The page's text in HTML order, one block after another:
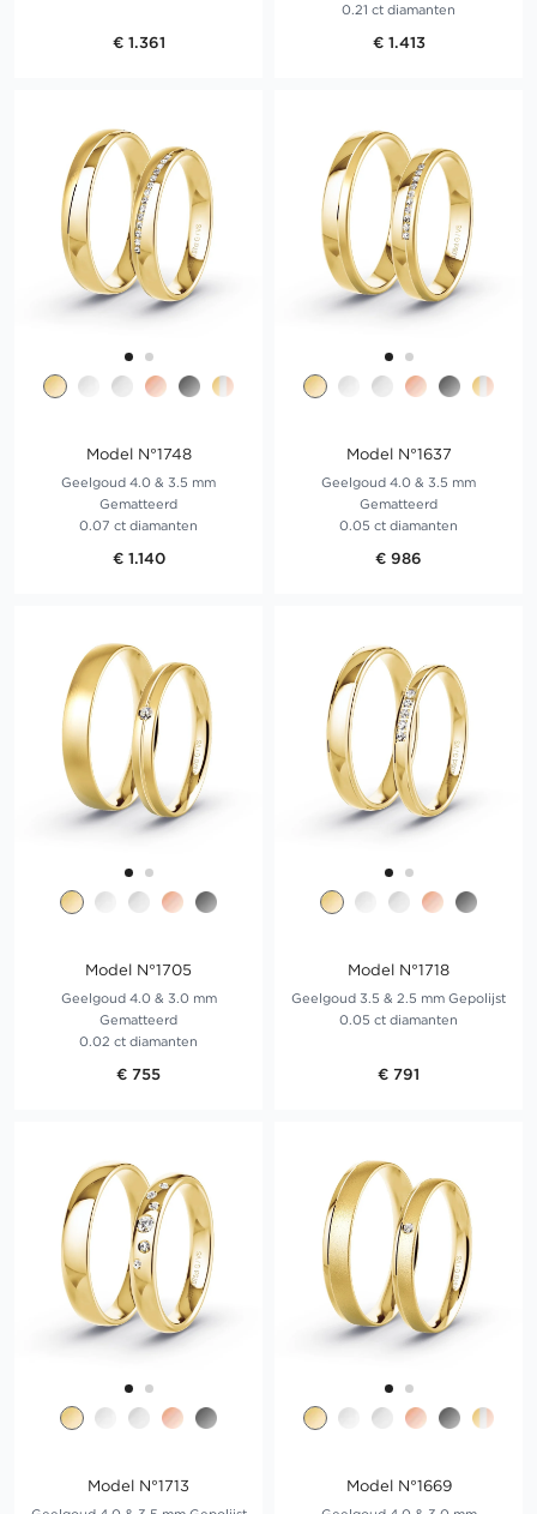
€ 1.361
0.21 ct diamanten
€ 1.413
Model N°1748
Geelgoud 4.0 & 3.5 mm
Gematteerd
0.07 ct diamanten
€ 1.140
Model N°1637
Geelgoud 4.0 & 3.5 mm
Gematteerd
0.05 ct diamanten
€ 986
Model N°1705
Geelgoud 4.0 & 3.0 mm
Gematteerd
0.02 ct diamanten
€ 755
Model N°1718
Geelgoud 3.5 & 2.5 mm Gepolijst
0.05 ct diamanten
€ 791
Model N°1713 Model N°1669